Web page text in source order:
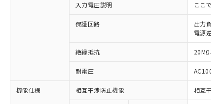
入力電圧説明 ここでの
保護回路
出力負荷
電源逆接
絶縁抵抗 20MΩ以
耐電圧
機能仕様 相互干渉防止機能 相互干渉
※1 対応状況